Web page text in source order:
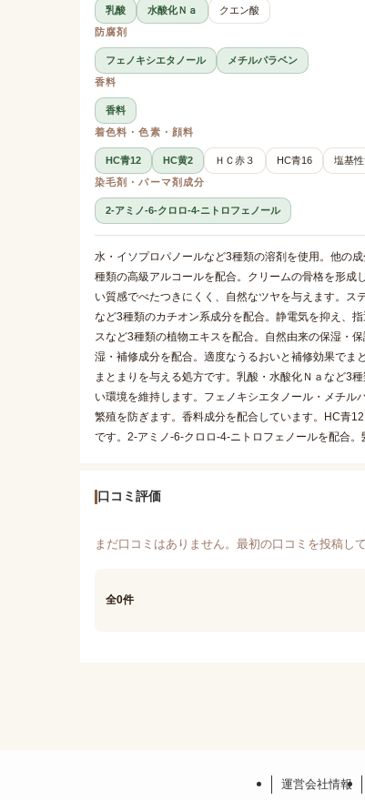
乳酸 水酸化Ｎａ
クエン酸
防腐剤
フェノキシエタノール
メチルパラベン
香料
香料
着色料・色素・顔料
HC青12 HC黄2 ＨＣ赤３ HC青16 塩基性
染毛剤・パーマ剤成分
2-アミノ-6-クロロ-4-ニトロフェノール
水・イソプロパノールなど3種類の溶剤を使用。他の
種類の高級アルコールを配合。クリームの骨格を形成
い質感でべたつきにくく、自然なツヤを与えます。
など3種類のカチオン系成分を配合。静電気を抑え、
スなど3種類の植物エキスを配合。自然由来の保湿・
湿・補修成分を配合。適度なうるおいと補修効果でま
まとまりを与える処方です。乳酸・水酸化Ｎａなど3
い環境を維持します。フェノキシエタノール・メチ
繁殖を防ぎます。香料成分を配合しています。HC青
です。2-アミノ-6-クロロ-4-ニトロフェノールを配合。
口コミ評価
まだ口コミはありません。最初の口コミを投稿し
全0件
運営会社情報